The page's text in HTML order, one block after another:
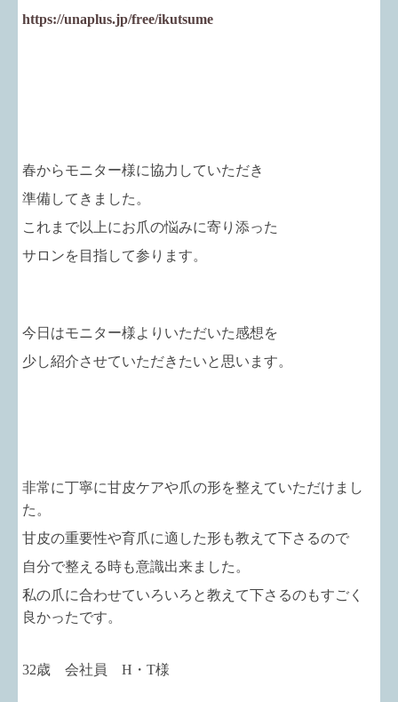
https://unaplus.jp/free/ikutsume
春からモニター様に協力していただき
準備してきました。
これまで以上にお爪の悩みに寄り添った
サロンを目指して参ります。
今日はモニター様よりいただいた感想を
少し紹介させていただきたいと思います。
非常に丁寧に甘皮ケアや爪の形を整えていただけまし
た。
甘皮の重要性や育爪に適した形も教えて下さるので
自分で整える時も意識出来ました。
私の爪に合わせていろいろと教えて下さるのもすごく
良かったです。
32歳 会社員 H・T様